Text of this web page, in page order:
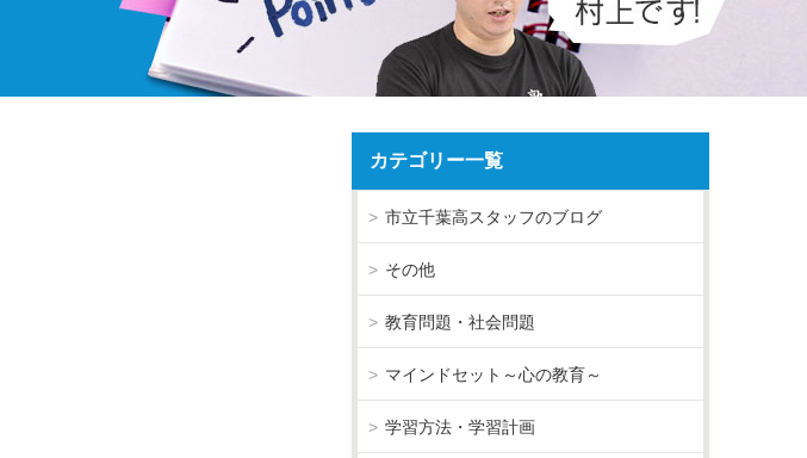
カテゴリー一覧
市立千葉高スタッフのブログ
その他
教育問題・社会問題
マインドセット～心の教育～
学習方法・学習計画